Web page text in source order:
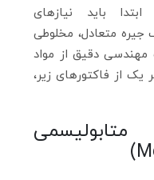
باید نیازهای
جیره متعادل، مخلوطی
دقیق از مواد
از فاکتورهای زیر،